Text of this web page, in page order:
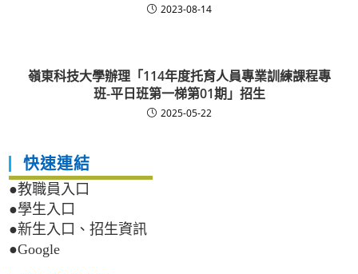
2023-08-14
嶺東科技大學辦理「114年度托育人員專業訓練課程專
班-平日班第一梯第01期」招生
2025-05-22
快速連結
●教職員入口
●學生入口
●新生入口、招生資訊
●Google